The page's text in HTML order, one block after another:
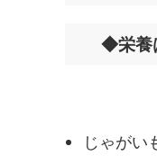
◆栄養
じゃがい